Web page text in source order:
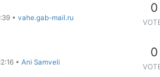
•vahe.gab-mail.ru
0
•Ani Samveli
0